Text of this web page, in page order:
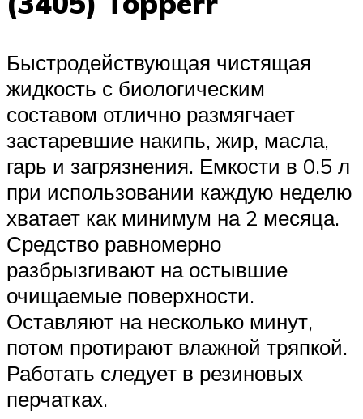
Быстродействующая чистящая
жидкость с биологическим
составом отлично размягчает
застаревшие накипь, жир, масла,
гарь и загрязнения. Емкости в 0.5 л
при использовании каждую неделю
хватает как минимум на 2 месяца.
Средство равномерно
разбрызгивают на остывшие
очищаемые поверхности.
Оставляют на несколько минут,
потом протирают влажной тряпкой.
Работать следует в резиновых
перчатках.